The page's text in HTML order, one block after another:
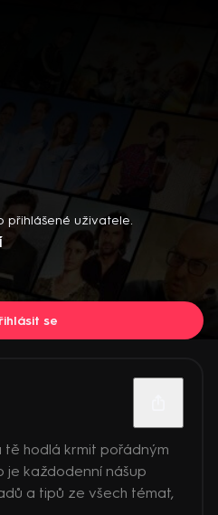
přihlášené uživatele.
se
hodlá krmit pořádným
je každodenní nášup
a tipů ze všech témat,